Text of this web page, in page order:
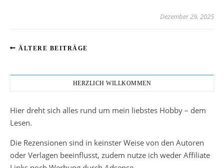
Dezember 29, 2025
ÄLTERE BEITRÄGE
HERZLICH WILLKOMMEN
Hier dreht sich alles rund um mein liebstes Hobby – dem
Lesen.
Die Rezensionen sind in keinster Weise von den Autoren
oder Verlagen beeinflusst, zudem nutze ich weder Affiliate